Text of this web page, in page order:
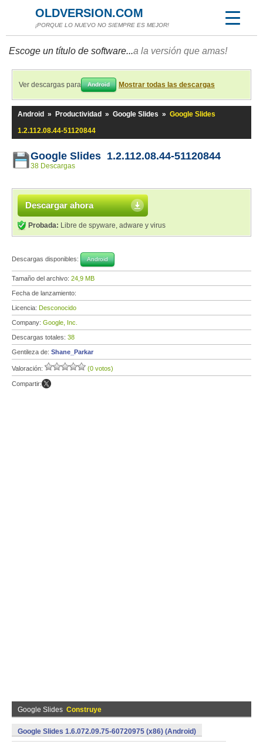
OLDVERSION.COM
¡PORQUE LO NUEVO NO SIEMPRE ES MEJOR!
Escoge un título de software...a la versión que amas!
Ver descargas para Android Mostrar todas las descargas
Android » Productividad » Google Slides » Google Slides
1.2.112.08.44-51120844
Google Slides 1.2.112.08.44-51120844
38 Descargas
Descargar ahora
Probada: Libre de spyware, adware y virus
Descargas disponibles: Android
Tamaño del archivo: 24,9 MB
Fecha de lanzamiento:
Licencia: Desconocido
Company: Google, Inc.
Descargas totales: 38
Gentileza de: Shane_Parkar
Valoración: (0 votos)
Compartir:
Google Slides Construye
Google Slides 1.6.072.09.75-60720975 (x86) (Android)